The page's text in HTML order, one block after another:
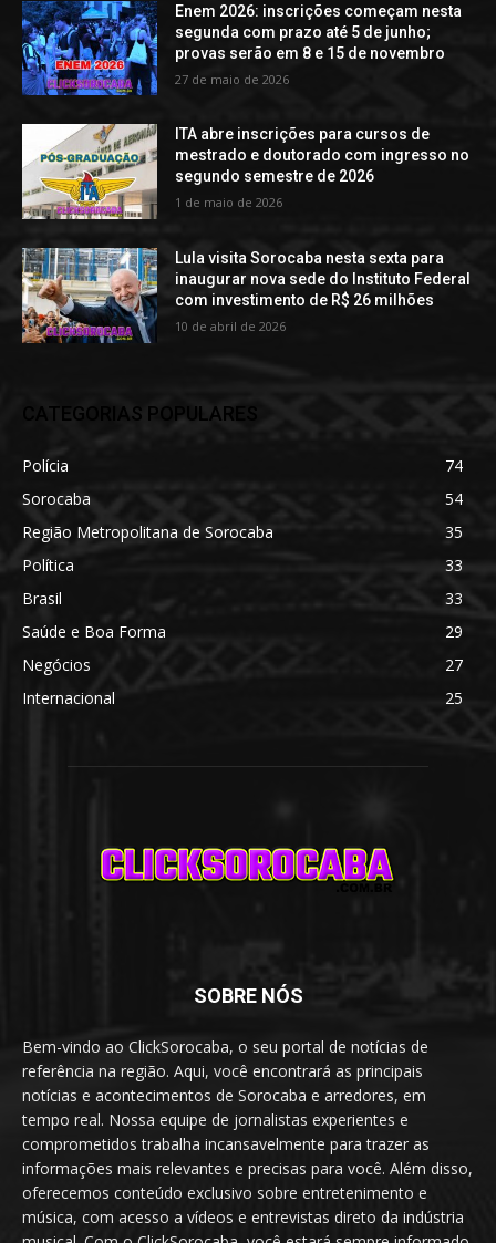
Enem 2026: inscrições começam nesta
segunda com prazo até 5 de junho;
provas serão em 8 e 15 de novembro
27 de maio de 2026
ITA abre inscrições para cursos de
mestrado e doutorado com ingresso no
segundo semestre de 2026
1 de maio de 2026
Lula visita Sorocaba nesta sexta para
inaugurar nova sede do Instituto Federal
com investimento de R$ 26 milhões
10 de abril de 2026
CATEGORIAS POPULARES
Polícia
74
Sorocaba
54
Região Metropolitana de Sorocaba
35
Política
33
Brasil
33
Saúde e Boa Forma
29
Negócios
27
Internacional
25
SOBRE NÓS
Bem-vindo ao ClickSorocaba, o seu portal de notícias de
referência na região. Aqui, você encontrará as principais
notícias e acontecimentos de Sorocaba e arredores, em
tempo real. Nossa equipe de jornalistas experientes e
comprometidos trabalha incansavelmente para trazer as
informações mais relevantes e precisas para você. Além disso,
oferecemos conteúdo exclusivo sobre entretenimento e
música, com acesso a vídeos e entrevistas direto da indústria